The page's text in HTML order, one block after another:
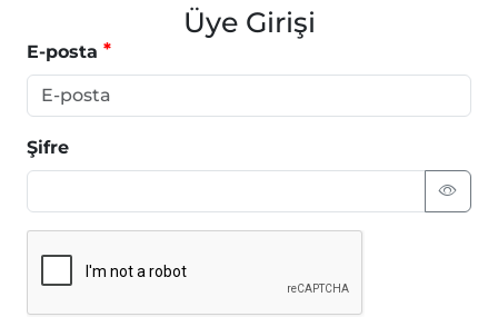
Üye Girişi
E-posta
Şifre